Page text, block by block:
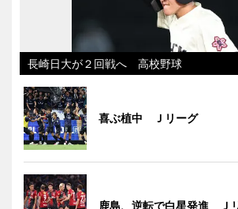
長崎日大が２回戦へ 高校野球
喜ぶ植中 Ｊリーグ
鹿島、逆転で白星発進 Ｊ